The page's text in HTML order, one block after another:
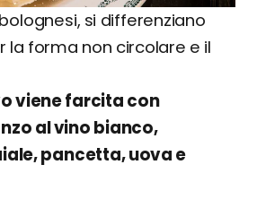
si differenziano
forma non circolare e il
viene farcita con
al vino bianco,
pancetta, uova e